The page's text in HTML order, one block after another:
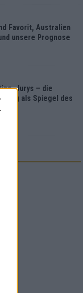
Favorit, Australien
unsere Prognose
Jurys – die
als Spiegel des